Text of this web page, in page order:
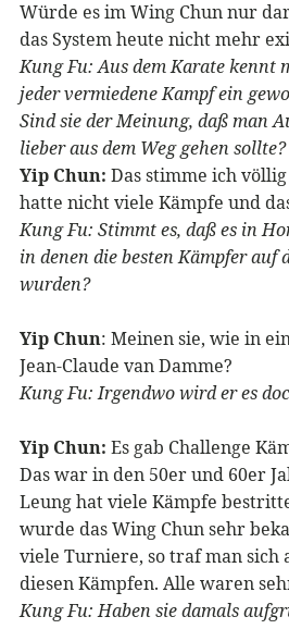
Würde es im Wing Chun nur
das System heute nicht mehr
Kung Fu: Aus dem Karate kennt
jeder vermiedene Kampf ein
Sind sie der Meinung, daß man
lieber aus dem Weg gehen sollte?
Yip Chun: Das stimme ich
hatte nicht viele Kämpfe und
Kung Fu: Stimmt es, daß es in
in denen die besten Kämpfer auf
wurden?
Yip Chun: Meinen sie, wie in
Jean-Claude van Damme?
Kung Fu: Irgendwo wird er es
Yip Chun: Es gab Challenge
Das war in den 50er und 60er
Leung hat viele Kämpfe
wurde das Wing Chun sehr
viele Turniere, so traf man sich
diesen Kämpfen. Alle waren
Kung Fu: Haben sie damals